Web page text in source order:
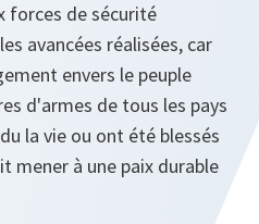
forces de sécurité
avancées réalisées, car
envers le peuple
d'armes de tous les pays
la vie ou ont été blessés
mener à une paix durable